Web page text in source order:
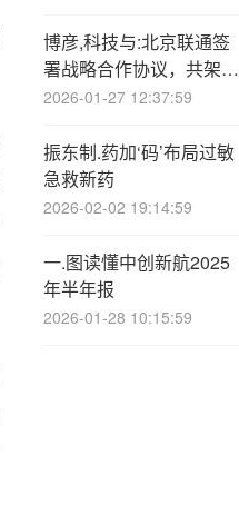
博彦,科技与:北京联通签
署战略合作协议，共架中
企出海数字桥梁
2026-01-27 12:37:59
振东制.药加‘码’布局过敏
急救新药
2026-02-02 19:14:59
一.图读懂中创新航2025
年半年报
2026-01-28 10:15:59